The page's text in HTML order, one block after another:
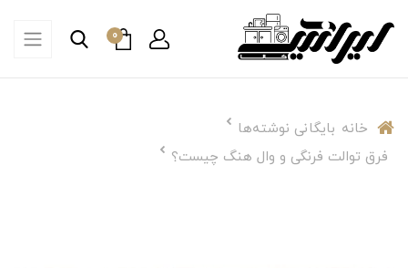
0
خانه بایگانی نوشته‌ها
فرق توالت فرنگی و وال هنگ چیست؟